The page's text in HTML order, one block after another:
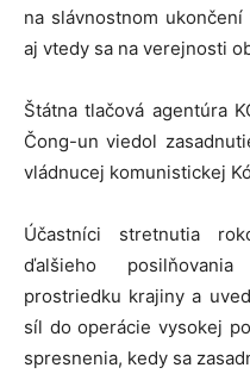
na slávnostnom
aj vtedy sa na verejnosti
Štátna tlačová agentúra
Čong-un viedol
vládnucej komunistickej
Účastníci stretnutia
ďalšieho
prostriedku krajiny a
síl do operácie vysokej
spresnenia, kedy sa